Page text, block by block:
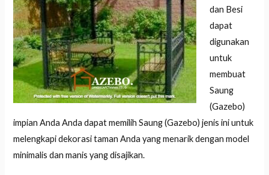
dan Besi
dapat
digunakan
untuk
membuat
Saung
(Gazebo)
impian Anda Anda dapat memilih Saung (Gazebo) jenis ini untuk
melengkapi dekorasi taman Anda yang menarik dengan model
minimalis dan manis yang disajikan.